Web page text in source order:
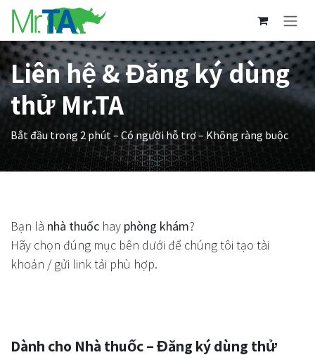
Bỏ qua để đến Nội dung
Liên hệ& Đăng ký dùng
thử Mr.TA
Bắt đầu trong 2 phút – Có người hỗ trợ – Không ràng buộc
Bạn là nhà thuốc hay phòng khám?
Hãy chọn đúng mục bên dưới để chúng tôi tạo tài
khoản / gửi link tải phù hợp.
Dành cho Nhà thuốc – Đăng ký dùng thử